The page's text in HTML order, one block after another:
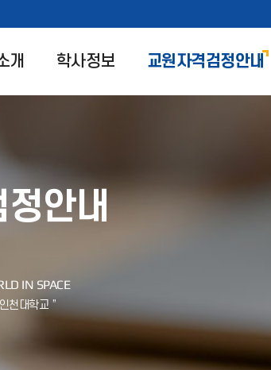
개 학사정보 교원자격검정안내
안내